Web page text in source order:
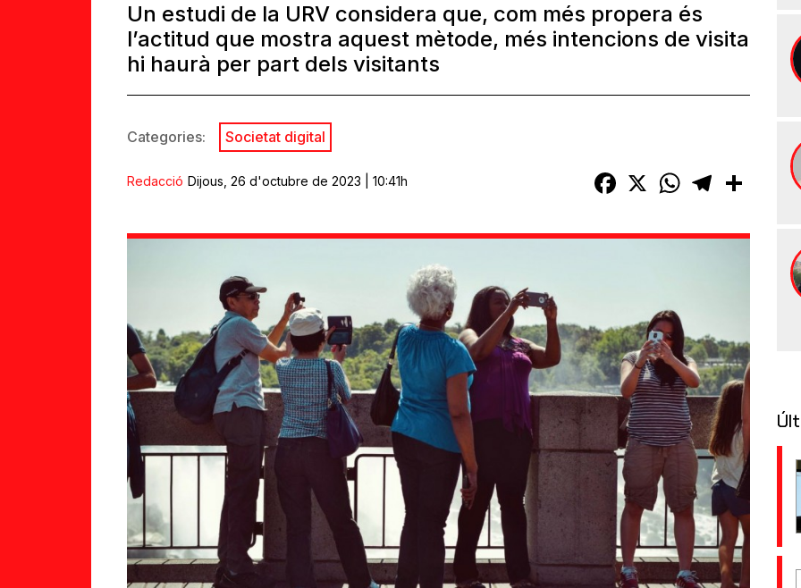
Un estudi de la URV considera que, com més propera és
l’actitud que mostra aquest mètode, més intencions de visita
hi haurà per part dels visitants
Categories: Societat digital
Redacció Dijous, 26 d'octubre de 2023 | 10:41h Facebook
X WhatsAppTelegram